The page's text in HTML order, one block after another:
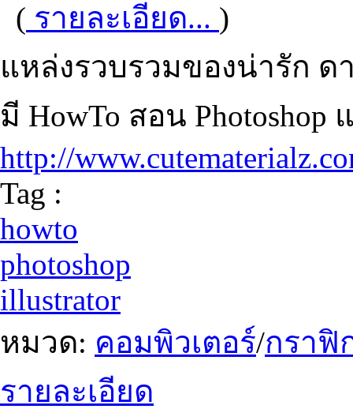
( รายละเอียด... )
แหล่งรวบรวมของน่ารัก
มี HowTo สอน Photoshop
http://
Tag :
howto
photoshop
illustrator
หมวด: คอมพิวเตอร์/กราฟิ
รายละเอียด